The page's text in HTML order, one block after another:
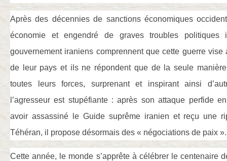
Après des décennies de sanctions économiques
économie et engendré de graves troubles
gouvernement iraniens comprennent que cette guerre vise
de leur pays et ils ne répondent que de la seule
toutes leurs forces, surprenant et inspirant ainsi
l’agresseur est stupéfiante : après son attaque perfide
avoir assassiné le Guide suprême iranien et reçu une
Téhéran, il propose désormais des « négociations de paix ».
Cette année, le monde s’apprête à célébrer le centenaire